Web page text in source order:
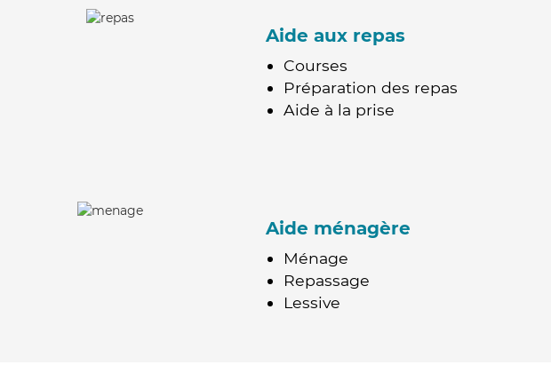
Aide aux repas
Courses
Préparation des repas
Aide à la prise
Aide ménagère
Ménage
Repassage
Lessive